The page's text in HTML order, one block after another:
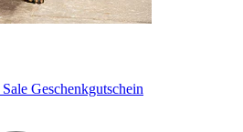
Sale Geschenkgutschein